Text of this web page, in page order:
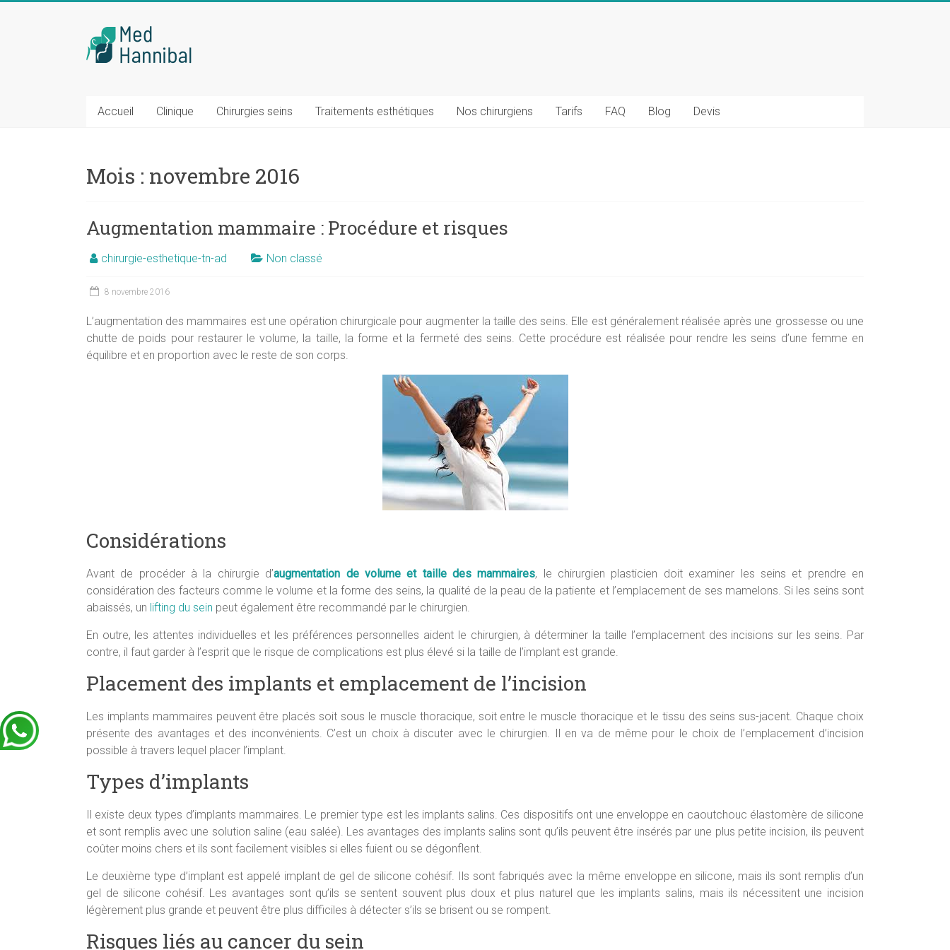
Chirurgie
mammaire
Tunisie
(0)1
400
Accueil Clinique Chirurgies seins Traitements esthétiques Nos chirurgiens Tarifs FAQ Blog Devis
Mois : novembre 2016
Augmentation mammaire : Procédure et risques
chirurgie-esthetique-tn-ad Non classé
8 novembre 2016
L’augmentation des mammaires est une opération chirurgicale pour augmenter la taille des seins. Elle est généralement réalisée après une grossesse ou une
chutte de poids pour restaurer le volume, la taille, la forme et la fermeté des seins. Cette procédure est réalisée pour rendre les seins d’une femme en
équilibre et en proportion avec le reste de son corps.
Considérations
Avant de procéder à la chirurgie d’augmentation de volume et taille des mammaires, le chirurgien plasticien doit examiner les seins et prendre en
considération des facteurs comme le volume et la forme des seins, la qualité de la peau de la patiente et l’emplacement de ses mamelons. Si les seins sont
abaissés, un lifting du sein peut également être recommandé par le chirurgien.
En outre, les attentes individuelles et les préférences personnelles aident le chirurgien, à déterminer la taille l’emplacement des incisions sur les seins. Par
contre, il faut garder à l’esprit que le risque de complications est plus élevé si la taille de l’implant est grande.
Placement des implants et emplacement de l’incision
Les implants mammaires peuvent être placés soit sous le muscle thoracique, soit entre le muscle thoracique et le tissu des seins sus-jacent. Chaque choix
présente des avantages et des inconvénients. C’est un choix à discuter avec le chirurgien. Il en va de même pour le choix de l’emplacement d’incision
possible à travers lequel placer l’implant.
Types d’implants
Il existe deux types d’implants mammaires. Le premier type est les implants salins. Ces dispositifs ont une enveloppe en caoutchouc élastomère de silicone
et sont remplis avec une solution saline (eau salée). Les avantages des implants salins sont qu’ils peuvent être insérés par une plus petite incision, ils peuvent
coûter moins chers et ils sont facilement visibles si elles fuient ou se dégonflent.
Le deuxième type d’implant est appelé implant de gel de silicone cohésif. Ils sont fabriqués avec la même enveloppe en silicone, mais ils sont remplis d’un
gel de silicone cohésif. Les avantages sont qu’ils se sentent souvent plus doux et plus naturel que les implants salins, mais ils nécessitent une incision
légèrement plus grande et peuvent être plus difficiles à détecter s’ils se brisent ou se rompent.
Risques liés au cancer du sein